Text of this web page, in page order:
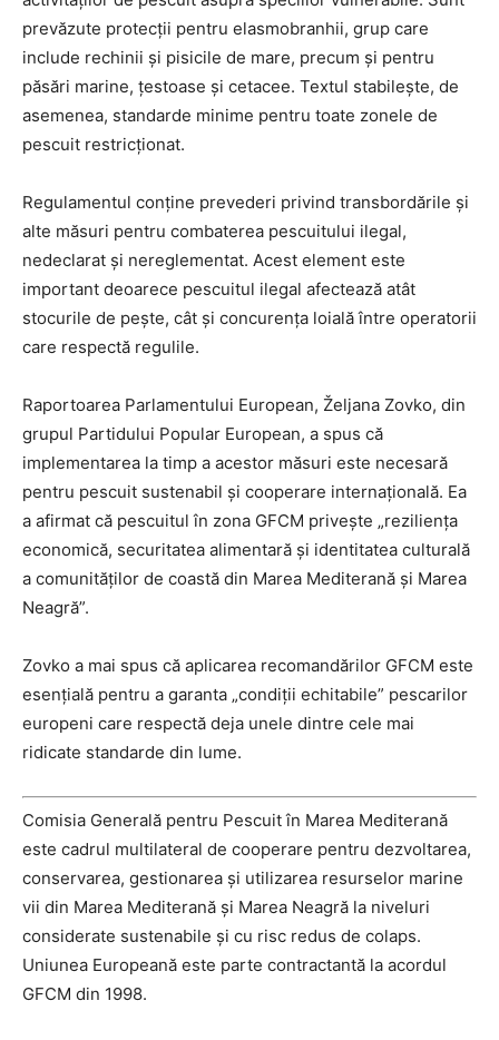
prevăzute protecții pentru elasmobranhii, grup care
include rechinii și pisicile de mare, precum și pentru
păsări marine, țestoase și cetacee. Textul stabilește, de
asemenea, standarde minime pentru toate zonele de
pescuit restricționat.
Regulamentul conține prevederi privind transbordările și
alte măsuri pentru combaterea pescuitului ilegal,
nedeclarat și nereglementat. Acest element este
important deoarece pescuitul ilegal afectează atât
stocurile de pește, cât și concurența loială între operatorii
care respectă regulile.
Raportoarea Parlamentului European, Željana Zovko, din
grupul Partidului Popular European, a spus că
implementarea la timp a acestor măsuri este necesară
pentru pescuit sustenabil și cooperare internațională. Ea
a afirmat că pescuitul în zona GFCM privește „reziliența
economică, securitatea alimentară și identitatea culturală
a comunităților de coastă din Marea Mediterană și Marea
Neagră”.
Zovko a mai spus că aplicarea recomandărilor GFCM este
esențială pentru a garanta „condiții echitabile” pescarilor
europeni care respectă deja unele dintre cele mai
ridicate standarde din lume.
Comisia Generală pentru Pescuit în Marea Mediterană
este cadrul multilateral de cooperare pentru dezvoltarea,
conservarea, gestionarea și utilizarea resurselor marine
vii din Marea Mediterană și Marea Neagră la niveluri
considerate sustenabile și cu risc redus de colaps.
Uniunea Europeană este parte contractantă la acordul
GFCM din 1998.